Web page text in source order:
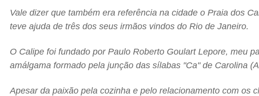
Vale dizer que também era referência na cidade o Praia dos
teve ajuda de três dos seus irmãos vindos do Rio de Janeiro.
O Calipe foi fundado por Paulo Roberto Goulart Lepore, meu
amálgama formado pela junção das sílabas "Ca" de Carolina
Apesar da paixão pela cozinha e pelo relacionamento com os